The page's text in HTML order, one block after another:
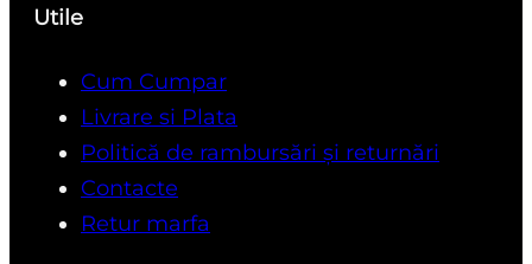
Utile
Cum Cumpar
Livrare si Plata
Politică de rambursări și returnări
Contacte
Retur marfa